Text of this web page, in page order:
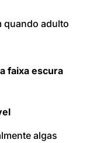
quando adulto
faixa escura
algas